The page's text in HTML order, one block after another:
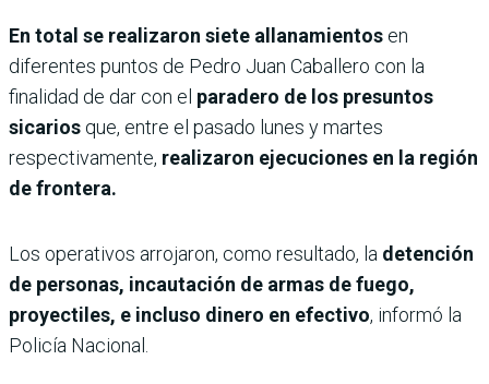
En total se realizaron siete allanamientos en
diferentes puntos de Pedro Juan Caballero con la
finalidad de dar con el paradero de los presuntos
sicarios que, entre el pasado lunes y martes
respectivamente, realizaron ejecuciones en la región
de frontera.
Los operativos arrojaron, como resultado, la detención
de personas, incautación de armas de fuego,
proyectiles, e incluso dinero en efectivo, informó la
Policía Nacional.